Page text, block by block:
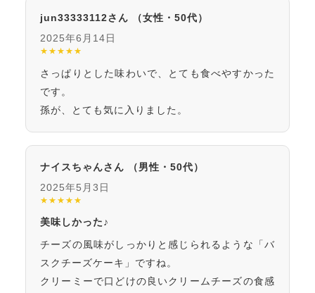
jun33333112さん
（女性・50代）
2025年6月14日
★★★★★
さっぱりとした味わいで、とても食べやすかった
です。
孫が、とても気に入りました。
ナイスちゃんさん
（男性・50代）
2025年5月3日
★★★★★
美味しかった♪
チーズの風味がしっかりと感じられるような「バ
スクチーズケーキ」ですね。
クリーミーで口どけの良いクリームチーズの食感